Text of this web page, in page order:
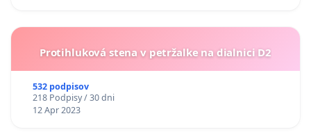
Protihluková stena v petržalke na dialnici D2
532 podpisov
218 Podpisy / 30 dni
12 Apr 2023